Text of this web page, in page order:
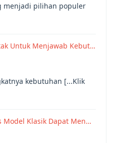
menjadi pilihan populer
Untuk Menjawab Kebut…
kebutuhan [...Klik
Model Klasik Dapat Men…